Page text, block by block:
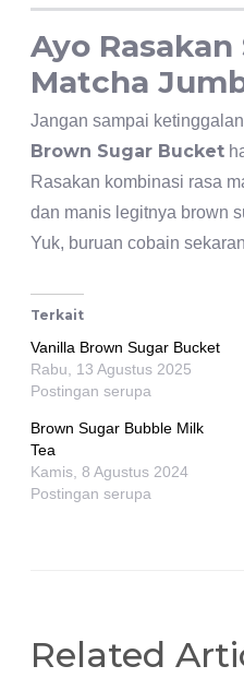
Ayo Rasakan
Matcha
Jangan sampai
Brown Sugar Bucket
Rasakan kombinasi rasa
dan manis legitnya brown
Yuk, buruan cobain
Terkait
Vanilla Brown Sugar Bucket
Rabu, 13 Agustus 2025
Postingan serupa
Brown Sugar Bubble Milk
Tea
Kamis, 8 Agustus 2024
Postingan serupa
Related